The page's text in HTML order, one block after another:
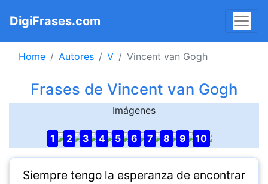
DigiFrases.com
Home Autores V Vincent van Gogh
Frases de Vincent van Gogh
Imágenes
1 2 3 4 5 6 7 8 9 10
Siempre tengo la esperanza de encontrar